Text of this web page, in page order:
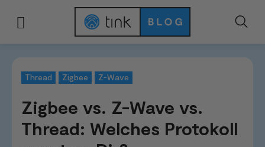
Thread Zigbee Z-Wave
Zigbee vs. Z-Wave vs.
Thread: Welches Protokoll